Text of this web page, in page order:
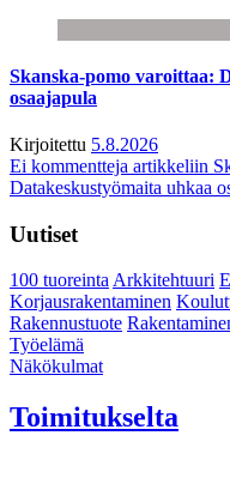
Skanska-pomo varoittaa:
osaajapula
Kirjoitettu 5.8.2026
Ei kommentteja artikkeliin
Datakeskustyömaita uhkaa
Uutiset
100 tuoreintaArkkitehtuuri
Korjausrakentaminen
Rakennustuote
Työelämä
Näkökulmat
Toimitukselta